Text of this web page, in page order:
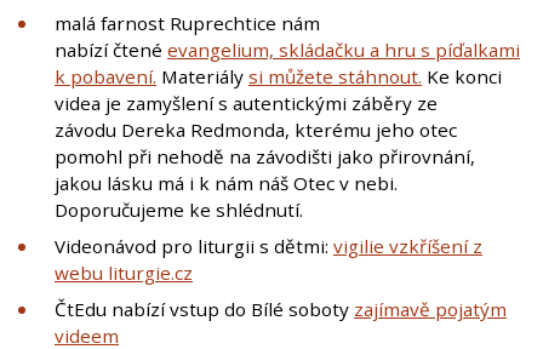
malá farnost Ruprechtice nám
nabízí čtené evangelium, skládačku a hru s píďalkami
k pobavení. Materiály si můžete stáhnout. Ke konci
videa je zamyšlení s autentickými záběry ze
závodu Dereka Redmonda, kterému jeho otec
pomohl při nehodě na závodišti jako přirovnání,
jakou lásku má i k nám náš Otec v nebi.
Doporučujeme ke shlédnutí.
Videonávod pro liturgii s dětmi: vigilie vzkříšení z
webu liturgie.cz
ČtEdu nabízí vstup do Bílé soboty zajímavě pojatým
videem